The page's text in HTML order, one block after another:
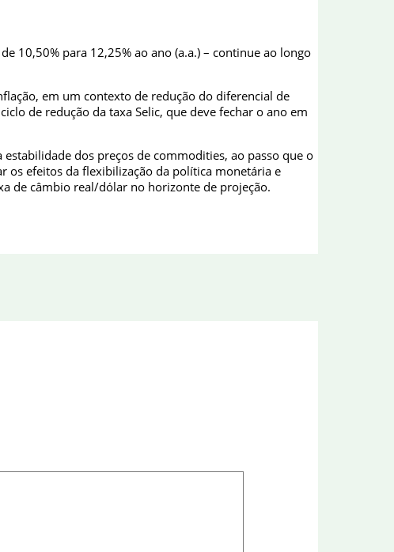
10,50% para 12,25% ao ano (a.a.) – continue ao longo
em um contexto de redução do diferencial de
de redução da taxa Selic, que deve fechar o ano em
dos preços de commodities, ao passo que o
os efeitos da flexibilização da política monetária e
de câmbio real/dólar no horizonte de projeção.